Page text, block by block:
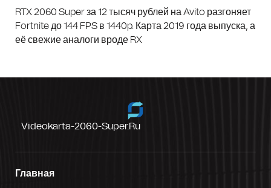
RTX 2060 Super за 12 тысяч рублей на Avito разгоняет
Fortnite до 144 FPS в 1440p. Карта 2019 года выпуска, а
её свежие аналоги вроде RX
Videokarta-2060-Super.ru
Главная